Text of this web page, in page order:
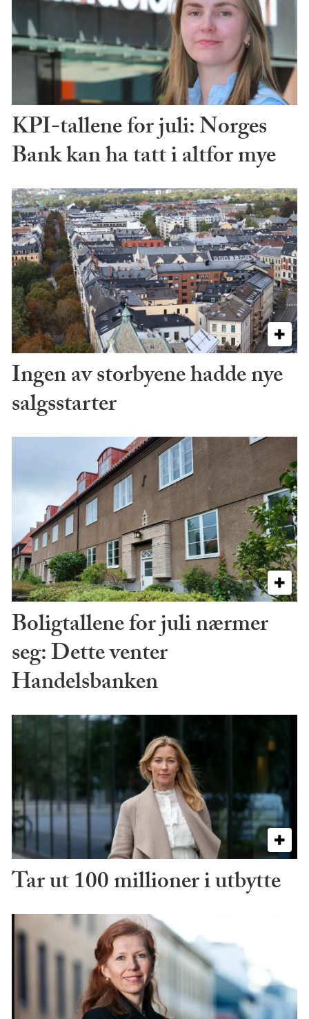
KPI-tallene for juli: Norges
Bank kan ha tatt i altfor mye
Ingen av storbyene hadde nye
salgsstarter
Boligtallene for juli nærmer
seg: Dette venter
Handelsbanken
Tar ut 100 millioner i utbytte